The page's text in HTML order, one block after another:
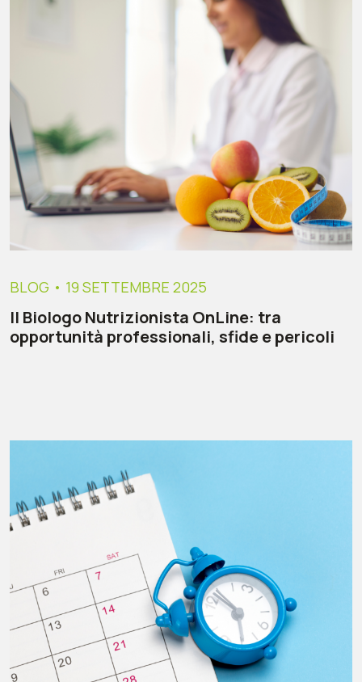
BLOG • 19 SETTEMBRE 2025
Il Biologo Nutrizionista OnLine: tra
opportunità professionali, sfide e pericoli